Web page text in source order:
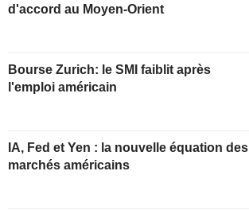
d'accord au Moyen-Orient
Bourse Zurich: le SMI faiblit après
l'emploi américain
IA, Fed et Yen : la nouvelle équation des
marchés américains